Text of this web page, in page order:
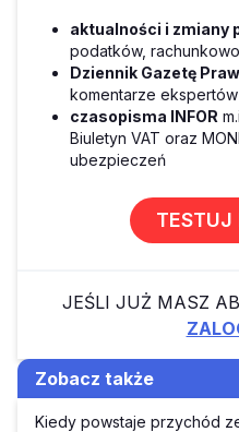
aktualności i zmiany
podatków,
Dziennik Gazetę
komentarze ekspertów
czasopisma INFOR
Biuletyn VAT oraz
ubezpieczeń
TESTUJ
JEŚLI JUŻ MASZ
Zobacz także
Kiedy powstaje przychód